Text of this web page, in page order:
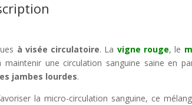
à visée circulatoire. La vigne rouge, le
une circulation sanguine saine en
jambes lourdes.
la micro-circulation sanguine, ce